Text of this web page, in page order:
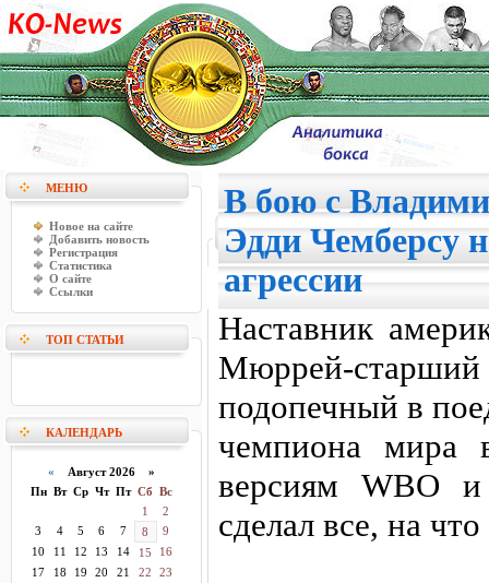
МЕНЮ
Новое на сайте
Добавить новость
Регистрация
Статистика
О сайте
Ссылки
ТОП СТАТЬИ
КАЛЕНДАРЬ
« Август 2026 »
Пн Вт Ср Чт Пт Сб Вс
1
2
3
4 5 6 7 8
9
10
11 12 13 14 15
16
17
18 19 20 21 22
23
В бою с
Эдди Чемберсу
агрессии
Наставник
Мюррей-
подопечный в
чемпиона мира
версиям WBO
сделал все, на